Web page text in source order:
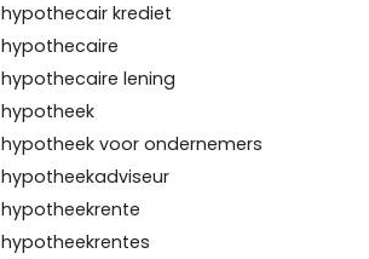
hypothecair krediet
hypothecaire
hypothecaire lening
hypotheek
hypotheek voor ondernemers
hypotheekadviseur
hypotheekrente
hypotheekrentes